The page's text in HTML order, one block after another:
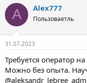
т
о
р
е
ы
т
н
л
а
A Alex777
Пользоваетль
31.07.2023
Требуется оператор
Можно без опыта.
@aleksandr_lebree_adm